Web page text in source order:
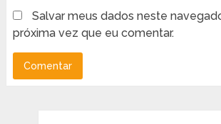
Salvar meus dados neste
próxima vez que eu comentar.